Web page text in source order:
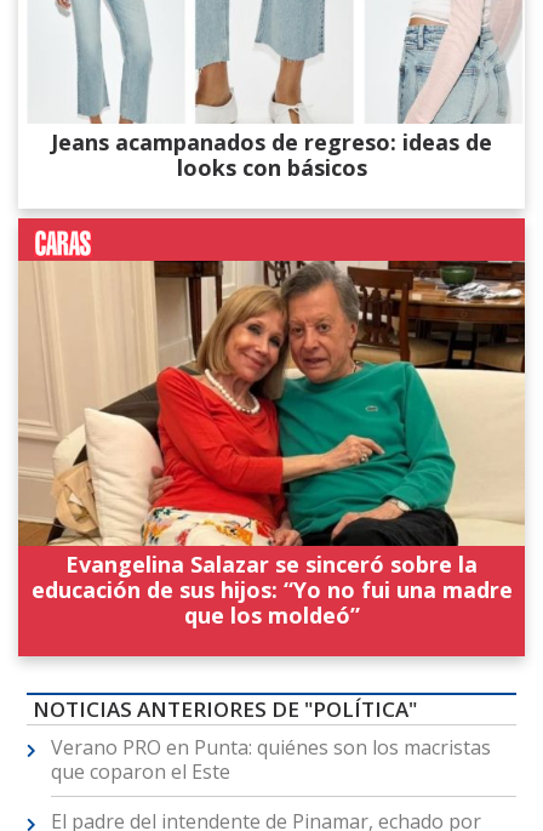
Jeans acampanados de regreso: ideas de
looks con básicos
Evangelina Salazar se sinceró sobre la
educación de sus hijos: “Yo no fui una madre
que los moldeó”
NOTICIAS ANTERIORES DE "POLÍTICA"
Verano PRO en Punta: quiénes son los macristas
que coparon el Este
El padre del intendente de Pinamar, echado por